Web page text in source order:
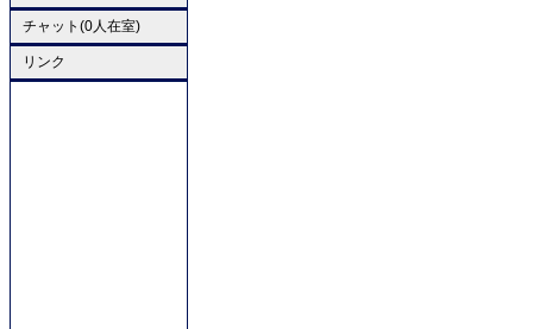
チャット(0人在室)
リンク